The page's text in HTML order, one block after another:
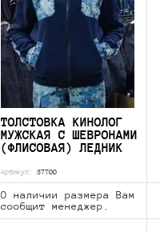
ТОЛСТОВКА КИНОЛОГ
МУЖСКАЯ С ШЕВРОНАМИ
(ФЛИСОВАЯ) ЛЕДНИК
Артикул: 37700
О наличии размера Вам
сообщит менеджер.